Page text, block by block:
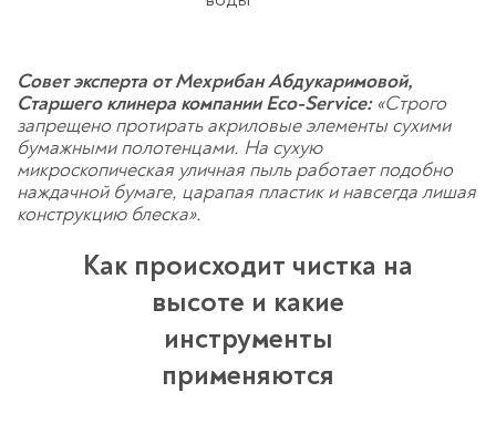
Совет эксперта от Мехрибан Абдукаримовой,
Старшего клинера компании Eco-Service:«Строго
запрещено протирать акриловые элементы сухими
бумажными полотенцами. На сухую
микроскопическая уличная пыль работает подобно
наждачной бумаге, царапая пластик и навсегда лишая
конструкцию блеска».
Как происходит чистка на
высоте и какие
инструменты
применяются